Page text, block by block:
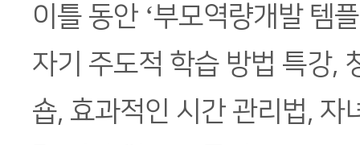
이틀 동안 ‘부모역량개발 템
자기 주도적 학습 방법 특강,
숍, 효과적인 시간 관리법, 자